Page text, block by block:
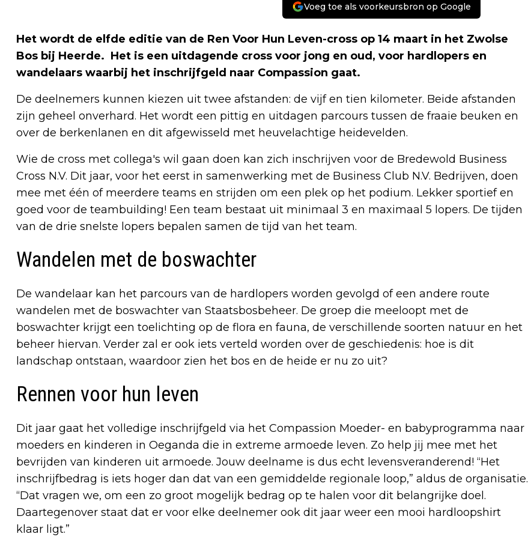
Voeg toe als voorkeursbron op Google
Het wordt de elfde editie van de Ren Voor Hun Leven-cross op 14 maart in het Zwolse
Bos bij Heerde. Het is een uitdagende cross voor jong en oud, voor hardlopers en
wandelaars waarbij het inschrijfgeld naar Compassion gaat.
De deelnemers kunnen kiezen uit twee afstanden: de vijf en tien kilometer. Beide afstanden
zijn geheel onverhard. Het wordt een pittig en uitdagen parcours tussen de fraaie beuken en
over de berkenlanen en dit afgewisseld met heuvelachtige heidevelden.
Wie de cross met collega's wil gaan doen kan zich inschrijven voor de Bredewold Business
Cross N.V. Dit jaar, voor het eerst in samenwerking met de Business Club N.V. Bedrijven, doen
mee met één of meerdere teams en strijden om een plek op het podium. Lekker sportief en
goed voor de teambuilding! Een team bestaat uit minimaal 3 en maximaal 5 lopers. De tijden
van de drie snelste lopers bepalen samen de tijd van het team.
Wandelen met de boswachter
De wandelaar kan het parcours van de hardlopers worden gevolgd of een andere route
wandelen met de boswachter van Staatsbosbeheer. De groep die meeloopt met de
boswachter krijgt een toelichting op de flora en fauna, de verschillende soorten natuur en het
beheer hiervan. Verder zal er ook iets verteld worden over de geschiedenis: hoe is dit
landschap ontstaan, waardoor zien het bos en de heide er nu zo uit?
Rennen voor hun leven
Dit jaar gaat het volledige inschrijfgeld via het Compassion Moeder- en babyprogramma naar
moeders en kinderen in Oeganda die in extreme armoede leven. Zo help jij mee met het
bevrijden van kinderen uit armoede. Jouw deelname is dus echt levensveranderend! “Het
inschrijfbedrag is iets hoger dan dat van een gemiddelde regionale loop,” aldus de organisatie.
“Dat vragen we, om een zo groot mogelijk bedrag op te halen voor dit belangrijke doel.
Daartegenover staat dat er voor elke deelnemer ook dit jaar weer een mooi hardloopshirt
klaar ligt.”